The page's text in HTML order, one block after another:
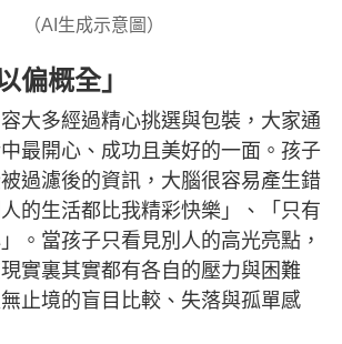
（AI生成示意圖）
偏概全」
大多經過精心挑選與包裝，大家通
最開心、成功且美好的一面。孩子
過濾後的資訊，大腦很容易產生錯
的生活都比我精彩快樂」、「只有
。當孩子只看見別人的高光亮點，
實裏其實都有各自的壓力與困難
止境的盲目比較、失落與孤單感